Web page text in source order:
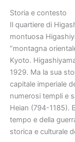
Storia e contesto
Il quartiere di
montuosa
“montagna
Kyoto.
1929. Ma la sua
capitale imperiale
numerosi templi e
Heian (794-1185).
tempo e della
storica e culturale